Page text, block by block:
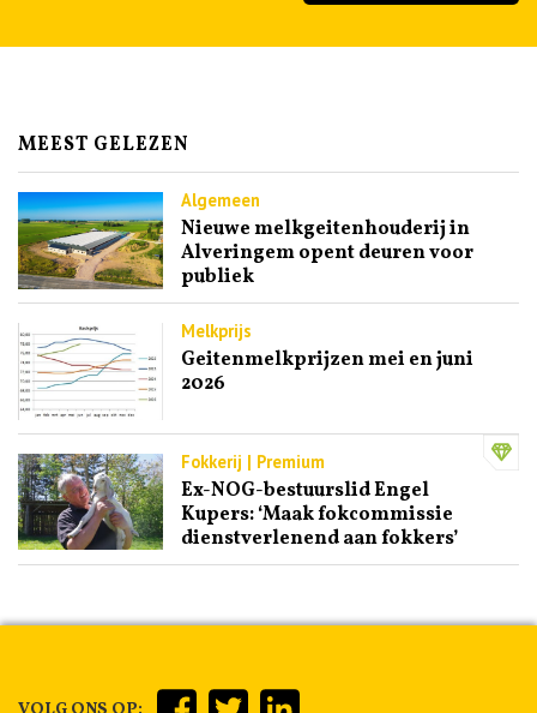
MEEST GELEZEN
Algemeen
Nieuwe melkgeitenhouderij in
Alveringem opent deuren voor
publiek
Melkprijs
Geitenmelkprijzen mei en juni
2026
Fokkerij | Premium
Ex-NOG-bestuurslid Engel
Kupers: ‘Maak fokcommissie
dienstverlenend aan fokkers’